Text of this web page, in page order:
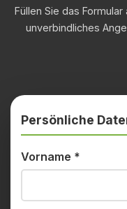
Füllen Sie das
unverbindliches
Persönliche
Vorname *